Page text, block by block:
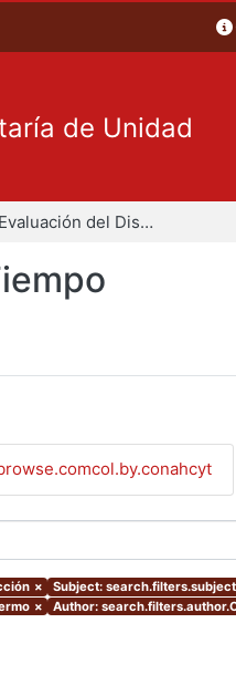
de Unidad
Libros - Evaluación del Diseño en el Tiempo
× Subject:
× Author: